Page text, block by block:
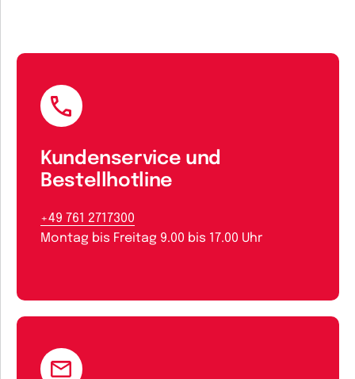
Kundenservice und
Bestellhotline
+49 761 2717300
Montag bis Freitag 9.00 bis 17.00 Uhr